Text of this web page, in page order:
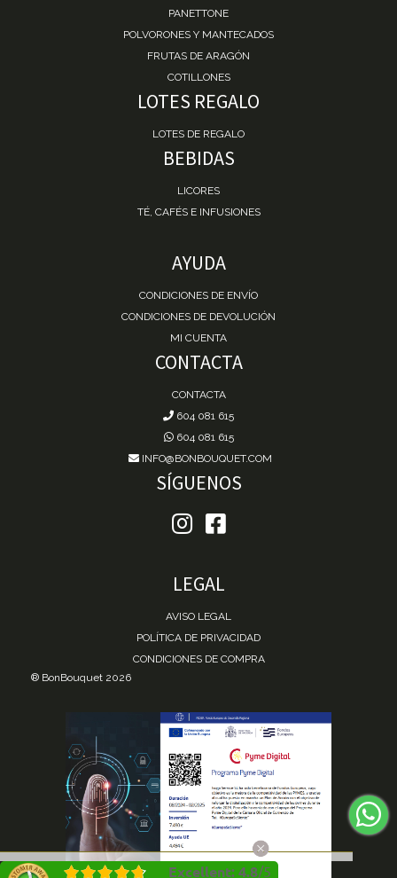
PANETTONE
POLVORONES Y MANTECADOS
FRUTAS DE ARAGÓN
COTILLONES
LOTES REGALO
LOTES DE REGALO
BEBIDAS
LICORES
TÉ, CAFÉS E INFUSIONES
AYUDA
CONDICIONES DE ENVÍO
CONDICIONES DE DEVOLUCIÓN
MI CUENTA
CONTACTA
CONTACTA
604 081 615
604 081 615
INFO@BONBOUQUET.COM
SÍGUENOS
LEGAL
AVISO LEGAL
POLÍTICA DE PRIVACIDAD
CONDICIONES DE COMPRA
® BonBouquet 2026
Excellent: 4.8/5